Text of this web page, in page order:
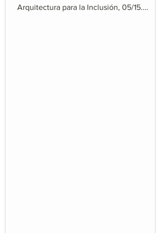
Arquitectura para la Inclusión, 05/15.